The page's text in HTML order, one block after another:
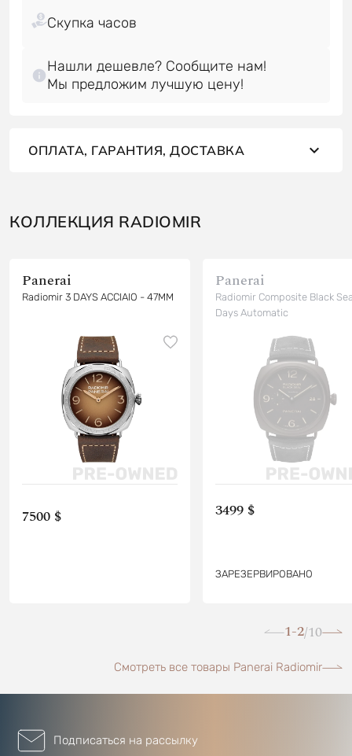
Нашли дешевле? Сообщите нам!
Мы предложим лучшую цену!
ОПЛАТА, ГАРАНТИЯ, ДОСТАВКА
КОЛЛЕКЦИЯ RADIOMIR
Panerai
Radiomir 3 DAYS ACCIAIO - 47MM
7500 $
Panerai
Radiomir Composite Black
Days Automatic
3499 $
ЗАРЕЗЕРВИРОВАНО
1-2/10
Смотреть все товары Panerai Radiomir
Подписаться на рассылку